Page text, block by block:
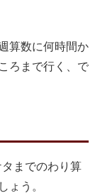
算数に何時間か
ろまで行く、で
までのわり算
ょう。